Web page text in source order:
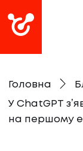
Головна
У ChatGPT
на першому